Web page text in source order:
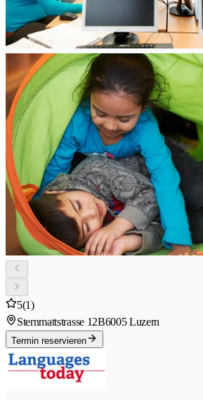
5(1)
Sternmattstrasse 12B6005 Luzern
Termin reservieren